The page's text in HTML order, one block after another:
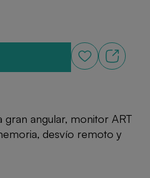
angular, monitor ART
desvío remoto y